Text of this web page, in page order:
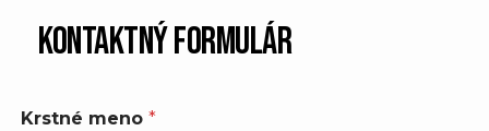
Kontaktný formulár
Krstné meno *